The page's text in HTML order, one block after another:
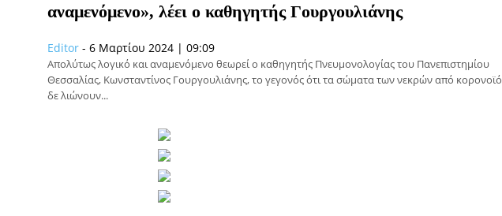
αναμενόμενο», λέει ο καθηγητής Γουργουλιάνης
Editor - 6 Μαρτίου 2024 | 09:09
Απολύτως λογικό και αναμενόμενο θεωρεί ο καθηγητής Πνευμονολογίας του Πανεπιστημίου
Θεσσαλίας, Κωνσταντίνος Γουργουλιάνης, το γεγονός ότι τα σώματα των νεκρών από κορονοϊό
δε λιώνουν...